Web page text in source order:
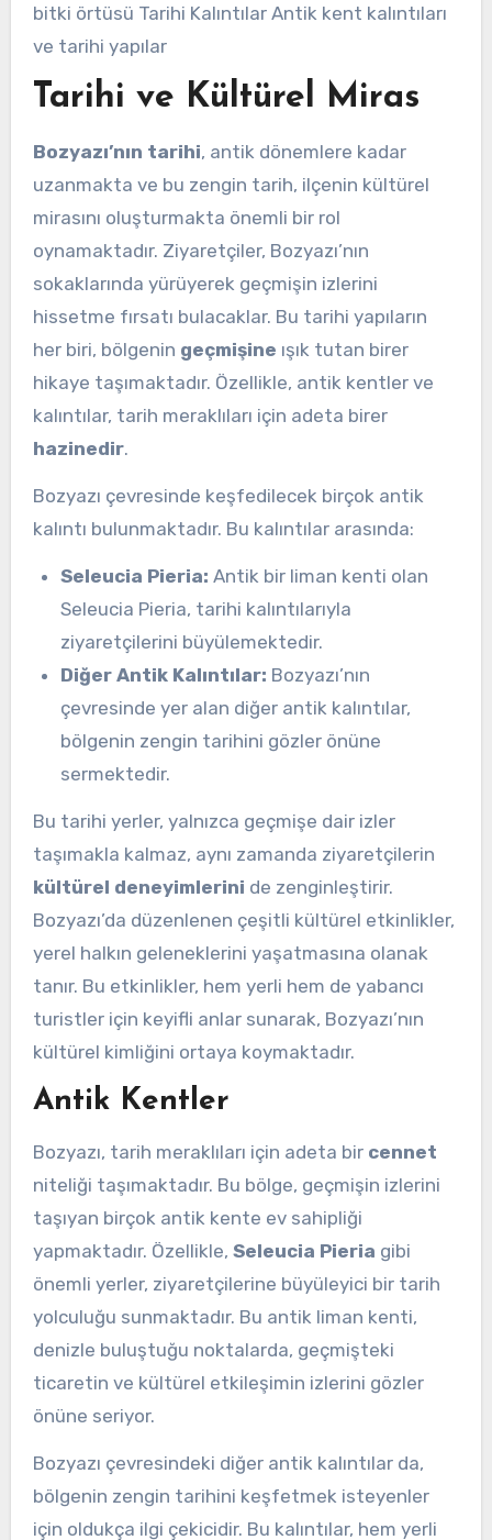
bitki örtüsü Tarihi Kalıntılar Antik kent kalıntıları
ve tarihi yapılar
Tarihi ve Kültürel Miras
Bozyazı’nın tarihi, antik dönemlere kadar
uzanmakta ve bu zengin tarih, ilçenin kültürel
mirasını oluşturmakta önemli bir rol
oynamaktadır. Ziyaretçiler, Bozyazı’nın
sokaklarında yürüyerek geçmişin izlerini
hissetme fırsatı bulacaklar. Bu tarihi yapıların
her biri, bölgenin geçmişine ışık tutan birer
hikaye taşımaktadır. Özellikle, antik kentler ve
kalıntılar, tarih meraklıları için adeta birer
hazinedir.
Bozyazı çevresinde keşfedilecek birçok antik
kalıntı bulunmaktadır. Bu kalıntılar arasında:
Seleucia Pieria: Antik bir liman kenti olan
Seleucia Pieria, tarihi kalıntılarıyla
ziyaretçilerini büyülemektedir.
Diğer Antik Kalıntılar: Bozyazı’nın
çevresinde yer alan diğer antik kalıntılar,
bölgenin zengin tarihini gözler önüne
sermektedir.
Bu tarihi yerler, yalnızca geçmişe dair izler
taşımakla kalmaz, aynı zamanda ziyaretçilerin
kültürel deneyimlerini de zenginleştirir.
Bozyazı’da düzenlenen çeşitli kültürel etkinlikler,
yerel halkın geleneklerini yaşatmasına olanak
tanır. Bu etkinlikler, hem yerli hem de yabancı
turistler için keyifli anlar sunarak, Bozyazı’nın
kültürel kimliğini ortaya koymaktadır.
Antik Kentler
Bozyazı, tarih meraklıları için adeta bir cennet
niteliği taşımaktadır. Bu bölge, geçmişin izlerini
taşıyan birçok antik kente ev sahipliği
yapmaktadır. Özellikle, Seleucia Pieria gibi
önemli yerler, ziyaretçilerine büyüleyici bir tarih
yolculuğu sunmaktadır. Bu antik liman kenti,
denizle buluştuğu noktalarda, geçmişteki
ticaretin ve kültürel etkileşimin izlerini gözler
önüne seriyor.
Bozyazı çevresindeki diğer antik kalıntılar da,
bölgenin zengin tarihini keşfetmek isteyenler
için oldukça ilgi çekicidir. Bu kalıntılar, hem yerli